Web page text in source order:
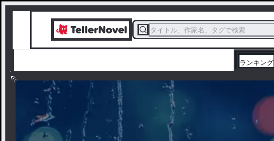
タイトル、作家名、タグで検索
ランキング